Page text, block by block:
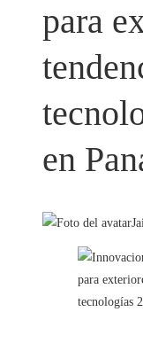
para
en